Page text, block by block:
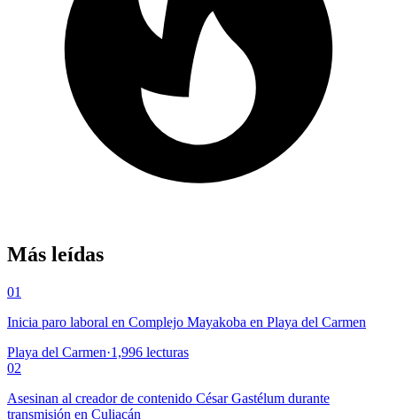
Más leídas
01
Inicia paro laboral en Complejo Mayakoba en Playa del Carmen
Playa del Carmen·1,996 lecturas
02
Asesinan al creador de contenido César Gastélum durante
transmisión en Culiacán